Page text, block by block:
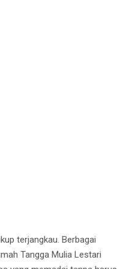
terjangkau. Berbagai
Tangga Mulia Lestari